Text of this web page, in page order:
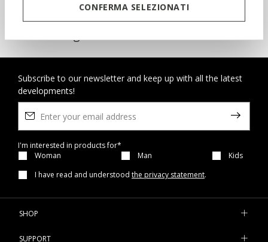
CONFERMA SELEZIONATI
Geox Respira™: breathable footwear
Subscribe to our newsletter and keep up with all the latest
developments!
I'm interested in products for*
Woman
Man
Kids
I have read and understood the privacy statement.
SHOP
SUPPORT